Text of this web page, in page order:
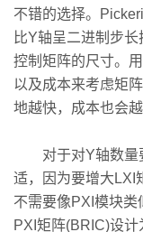
不错的选择。
比Y轴呈二进制步
控制矩阵的尺寸。
以及成本来考虑矩
地越快，成本也会越
对于对Y轴数量
适，因为要增大LXI
不需要像PXI模块
PXI矩阵(BRIC)设